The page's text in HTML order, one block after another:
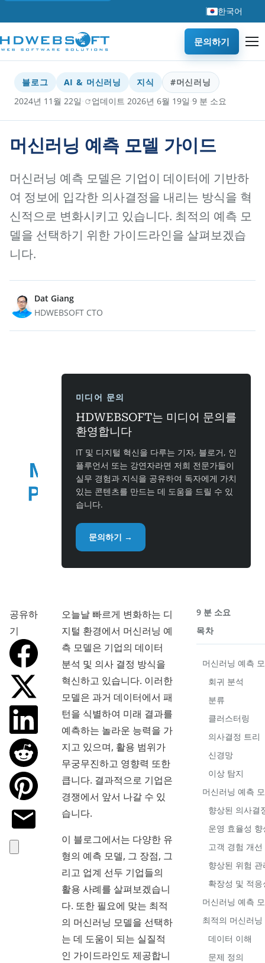
한국어
문의하기
블로그 AI & 머신러닝 지식
#머신러닝
2024년 11월 22일· 업데이트 2026년 6월 19일·9 분 소요
머신러닝 예측 모델 가이드
머신러닝 예측 모델은 기업이 데이터에 기반하
여 정보에 입각한 의사결정을 내리는 방식을 혁
신적으로 변화시키고 있습니다. 최적의 예측 모
델을 선택하기 위한 가이드라인을 살펴보겠습
니다.
Dat Giang
HDWEBSOFT CTO
미디어 문의
HDWEBSOFT는 미디어 문의를
환영합니다
IT 및 디지털 혁신을 다루는 기자, 블로거, 인
플루언서 또는 강연자라면 저희 전문가들이
실무 경험과 지식을 공유하여 독자에게 가치
있는 콘텐츠를 만드는 데 도움을 드릴 수 있
습니다.
문의하기 →
공유하
기
오늘날 빠르게 변화하는 디
지털 환경에서 머신러닝 예
측 모델은 기업의 데이터
분석 및 의사 결정 방식을
혁신하고 있습니다. 이러한
모델은 과거 데이터에서 패
턴을 식별하여 미래 결과를
예측하는 놀라운 능력을 가
지고 있으며, 활용 범위가
무궁무진하고 영향력 또한
큽니다. 결과적으로 기업은
경쟁에서 앞서 나갈 수 있
습니다.
이 블로그에서는 다양한 유
형의 예측 모델, 그 장점, 그
리고 업계 선두 기업들의
활용 사례를 살펴보겠습니
다. 또한 필요에 맞는 최적
의 머신러닝 모델을 선택하
는 데 도움이 되는 실질적
인 가이드라인도 제공합니
9 분 소요
목차
머신러닝 예측
회귀 분석
분류
클러스터링
의사결정 트리
신경망
이상 탐지
머신러닝 예측
향상된 의사결
운영 효율성 향
고객 경험 개선
향상된 위험 관
확장성 및 적응
머신러닝 예측
최적의 머신러
데이터 이해
문제 정의